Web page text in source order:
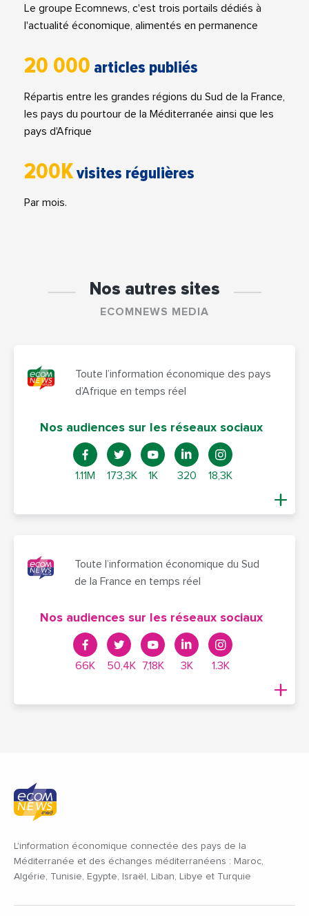
Le groupe Ecomnews, c'est trois portails dédiés à
l'actualité économique, alimentés en permanence
20 000 articles publiés
Répartis entre les grandes régions du Sud de la France,
les pays du pourtour de la Méditerranée ainsi que les
pays d'Afrique
200Kvisites régulières
Par mois.
Nos autres sites
ECOMNEWS MEDIA
Toute l’information économique des pays
d’Afrique en temps réel
Nos audiences sur les réseaux sociaux
1.11M 173,3K 1K 320 18,3K
Toute l’information économique du Sud
de la France en temps réel
Nos audiences sur les réseaux sociaux
66K 50,4K 7,18K 3K 1.3K
L'information économique connectée des pays de la
Méditerranée et des échanges méditerranéens : Maroc,
Algérie, Tunisie, Egypte, Israël, Liban, Libye et Turquie